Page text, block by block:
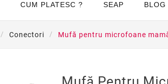
CUM PLATESC ? SEAP BLOG
Conectori Mufă pentru microfoane